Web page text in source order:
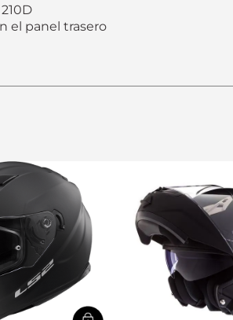
el panel trasero